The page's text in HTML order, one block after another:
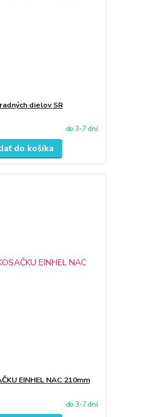
dielov SR
do 3-7 dní
do košíka
EINHEL NAC 210mm
do 3-7 dní